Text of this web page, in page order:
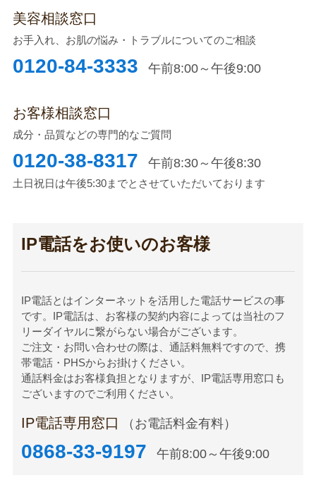
美容相談窓口
お手入れ、お肌の悩み・トラブルについてのご相談
0120-84-3333 午前8:00～午後9:00
お客様相談窓口
成分・品質などの専門的なご質問
0120-38-8317 午前8:30～午後8:30
土日祝日は午後5:30までとさせていただいております
IP電話をお使いのお客様
IP電話とはインターネットを活用した電話サービスの事
です。IP電話は、お客様の契約内容によっては当社のフ
リーダイヤルに繋がらない場合がございます。
ご注文・お問い合わせの際は、通話料無料ですので、携
帯電話・PHSからお掛けください。
通話料金はお客様負担となりますが、IP電話専用窓口も
ございますのでご利用ください。
IP電話専用窓口 （お電話料金有料）
0868-33-9197 午前8:00～午後9:00